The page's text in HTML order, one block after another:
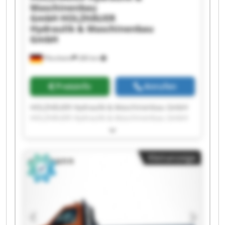
Pforzheim 280 km
Maschinenbau
GmbHHOLZHÄUER
Hydraulik & Maschinenbau
GmbH
Preisinfo Anrufen
HOLZHÄUER Hydraulik & Maschinenbau GmbH
HOLZHÄUER Hydraulik & Maschinenbau GmbH
HOLZHÄUER Hydraulik & Maschinenbau GmbH
HOLZHÄUER Hydraulik & Maschinenbau GmbH
HOLZHÄUER Hydraulik & Maschinenbau GmbH
HOLZHÄUER Hydraulik & Maschinenbau GmbH
HOLZHÄUER Hydraulik & Maschinenbau GmbH
HOLZHÄUER Hydraulik & Maschinenbau GmbH
Kleinanzeige